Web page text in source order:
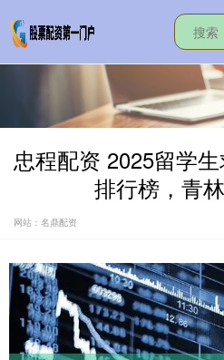
忠程配资 2025留学
排行榜，青
网站：名鼎配资